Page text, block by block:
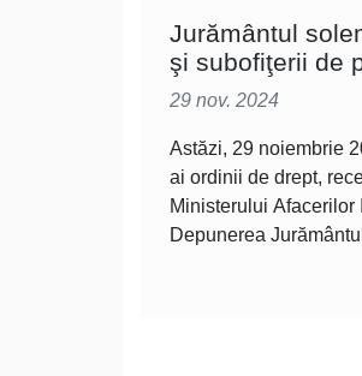
Jurământul
şi subofiţerii de
29 nov. 2024
Astăzi, 29 noiembrie
ai ordinii de drept,
Ministerului Afacerilor
Depunerea